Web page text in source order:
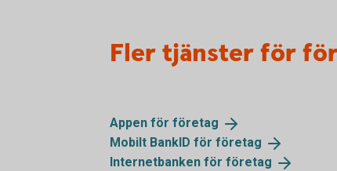
Fler tjänster för
Appen för företag
Mobilt BankID för företag
Internetbanken för företag